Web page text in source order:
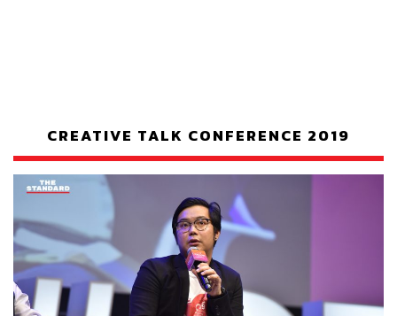
CREATIVE TALK CONFERENCE 2019